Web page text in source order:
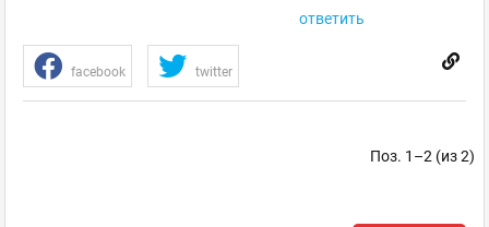
ответить
facebook twitter
Поз. 1–2 (из 2)